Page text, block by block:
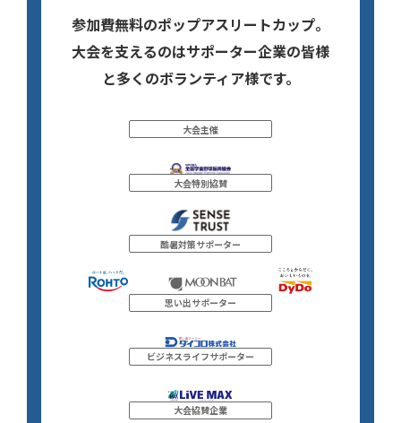
参加費無料のポップアスリートカップ。
大会を支えるのはサポーター企業の皆様
と多くのボランティア様です。
大会主催
大会特別協賛
酷暑対策サポーター
思い出サポーター
ビジネスライフサポーター
大会協賛企業